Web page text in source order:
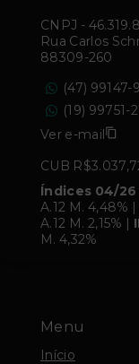
Menu
Início
CNPJ -
Rua Carlos
88309-260
(47) 99147-
(19) 99751-
Ver e-mail
CUB
Índices 04/26
A.12 M. 4,48% |
A.12 M. 2,15% |
M. 4,32%